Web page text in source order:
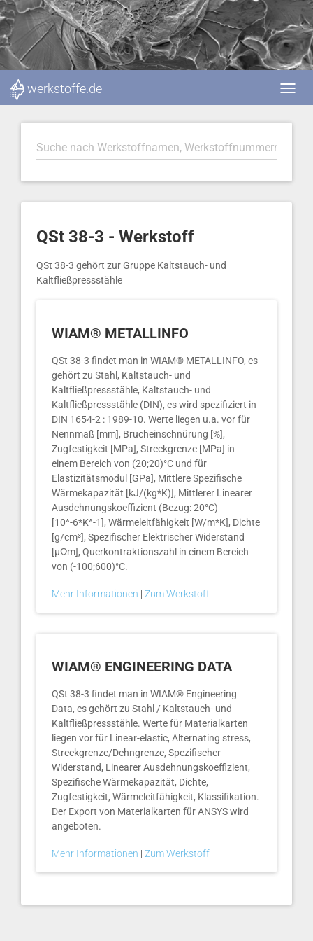
werkstoffe.de
QSt 38-3 - Werkstoff
QSt 38-3 gehört zur Gruppe Kaltstauch- und
Kaltfließpressstähle
WIAM® METALLINFO
QSt 38-3 findet man in WIAM® METALLINFO, es
gehört zu Stahl, Kaltstauch- und
Kaltfließpressstähle, Kaltstauch- und
Kaltfließpressstähle (DIN), es wird spezifiziert in
DIN 1654-2 : 1989-10. Werte liegen u.a. vor für
Nennmaß [mm], Brucheinschnürung [%],
Zugfestigkeit [MPa], Streckgrenze [MPa] in
einem Bereich von (20;20)°C und für
Elastizitätsmodul [GPa], Mittlere Spezifische
Wärmekapazität [kJ/(kg*K)], Mittlerer Linearer
Ausdehnungskoeffizient (Bezug: 20°C)
[10^-6*K^-1], Wärmeleitfähigkeit [W/m*K], Dichte
[g/cm³], Spezifischer Elektrischer Widerstand
[µΩm], Querkontraktionszahl in einem Bereich
von (-100;600)°C.
Mehr Informationen | Zum Werkstoff
WIAM® ENGINEERING DATA
QSt 38-3 findet man in WIAM® Engineering
Data, es gehört zu Stahl / Kaltstauch- und
Kaltfließpressstähle. Werte für Materialkarten
liegen vor für Linear-elastic, Alternating stress,
Streckgrenze/Dehngrenze, Spezifischer
Widerstand, Linearer Ausdehnungskoeffizient,
Spezifische Wärmekapazität, Dichte,
Zugfestigkeit, Wärmeleitfähigkeit, Klassifikation.
Der Export von Materialkarten für ANSYS wird
angeboten.
Mehr Informationen | Zum Werkstoff